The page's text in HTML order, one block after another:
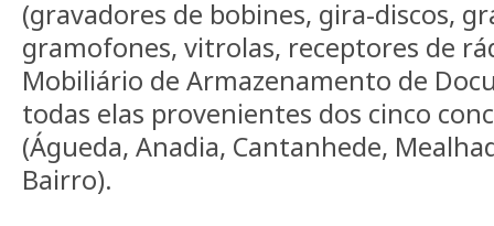
(gravadores de bobines, gira-discos,
gramofones, vitrolas, receptores de
Mobiliário de Armazenamento de
todas elas provenientes dos cinco
(Águeda, Anadia, Cantanhede,
Bairro).